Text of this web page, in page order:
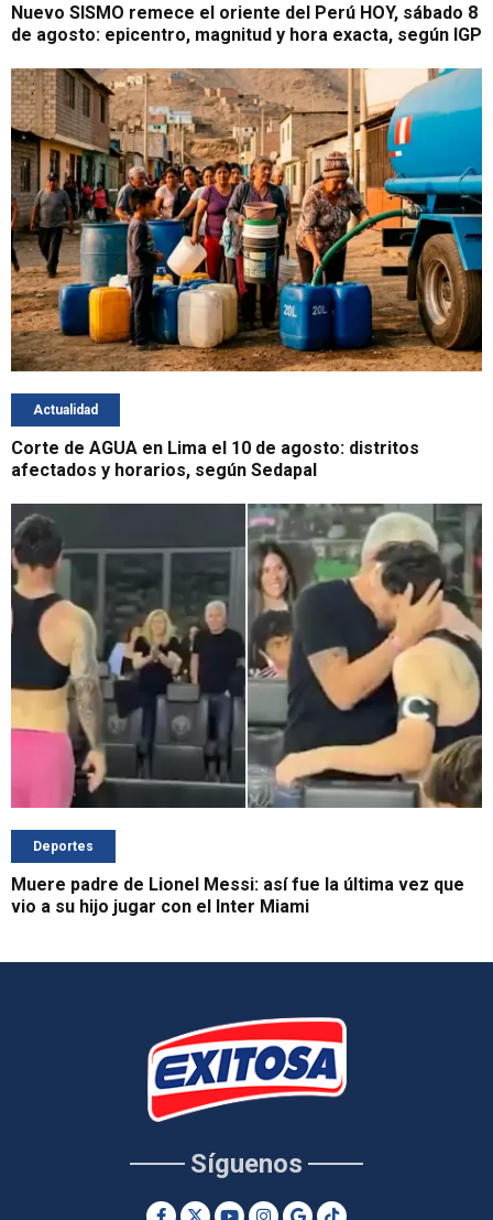
Nuevo SISMO remece el oriente del Perú HOY, sábado 8
de agosto: epicentro, magnitud y hora exacta, según IGP
Actualidad
Corte de AGUA en Lima el 10 de agosto: distritos
afectados y horarios, según Sedapal
Deportes
Muere padre de Lionel Messi: así fue la última vez que
vio a su hijo jugar con el Inter Miami
Síguenos